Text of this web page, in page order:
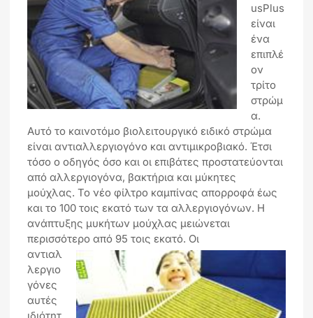
usPlus
είναι
ένα
επιπλέ
ον
τρίτο
στρώμ
α.
Αυτό το καινοτόμο βιολειτουργικό ειδικό στρώμα
είναι αντιαλλεργιογόνο και αντιμικροβιακό. Έτσι
τόσο ο οδηγός όσο και οι επιβάτες προστατεύονται
από αλλεργιογόνα, βακτήρια και μύκητες
μούχλας. Το νέο φίλτρο καμπίνας απορροφά έως
και το 100 τοις εκατό των τα αλλεργιογόνων. Η
ανάπτυξης μυκήτων μούχλας μειώνεται
περισσότερο από 95 τοις εκατό. Οι
αντιαλ
λεργιο
γόνες
αυτές